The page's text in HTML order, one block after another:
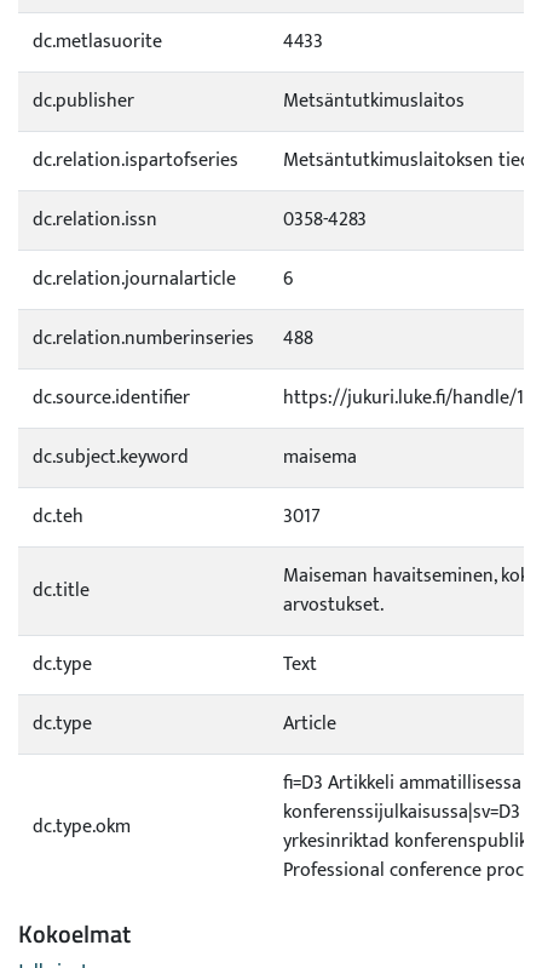
dc.metlasuorite
4433
dc.publisher
Metsäntutkimuslaitos
dc.relation.ispartofseries
Metsäntutkimuslaitoksen
dc.relation.issn
0358-4283
dc.relation.journalarticle
6
dc.relation.numberinseries
488
dc.source.identifier
https://jukuri.luke.fi/handle/
dc.subject.keyword
maisema
dc.teh
3017
dc.title
Maiseman havaitseminen,
arvostukset.
dc.type
Text
dc.type
Article
dc.type.okm
fi=D3 Artikkeli ammatillisessa
konferenssijulkaisussa|sv=D3
yrkesinriktad
Professional conference
Kokoelmat